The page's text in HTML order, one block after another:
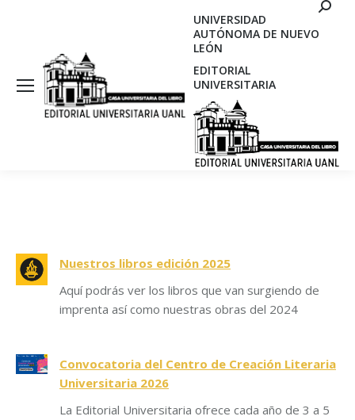
UNIVERSIDAD
AUTÓNOMA DE NUEVO
LEÓN
EDITORIAL
UNIVERSITARIA
Nuestros libros edición 2025
Aquí podrás ver los libros que van surgiendo de
imprenta así como nuestras obras del 2024
Convocatoria del Centro de Creación Literaria
Universitaria 2026
La Editorial Universitaria ofrece cada año de 3 a 5